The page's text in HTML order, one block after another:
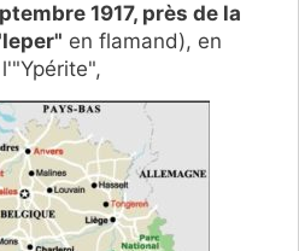
1917, près de la
en flamand), en